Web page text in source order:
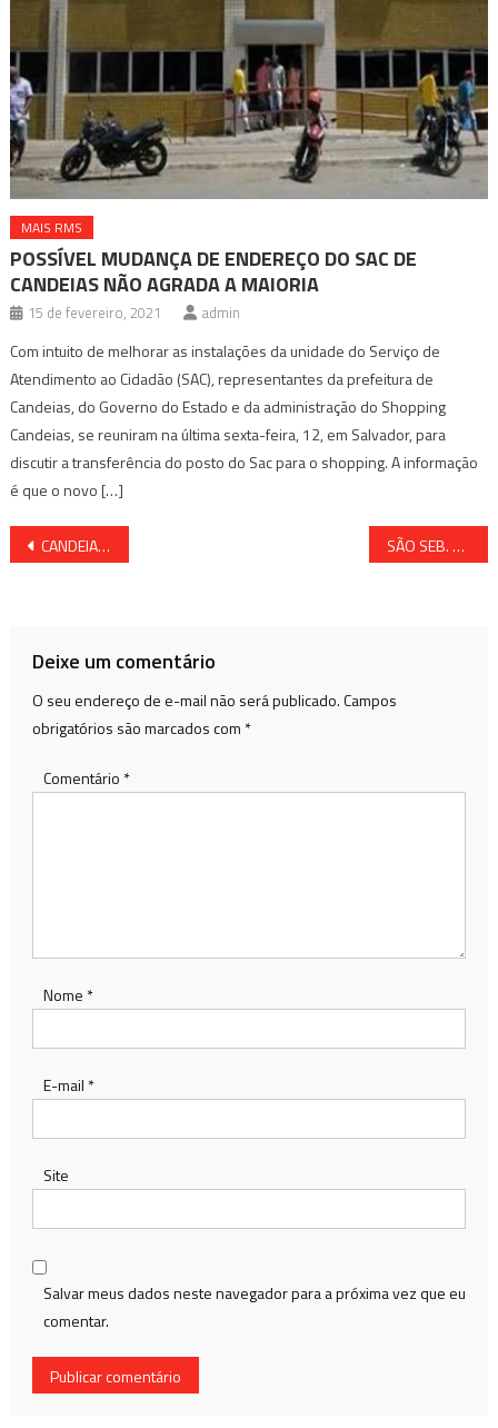
MAIS RMS
POSSÍVEL MUDANÇA DE ENDEREÇO DO SAC DE
CANDEIAS NÃO AGRADA A MAIORIA
15 de fevereiro, 2021 admin
Com intuito de melhorar as instalações da unidade do Serviço de
Atendimento ao Cidadão (SAC), representantes da prefeitura de
Candeias, do Governo do Estado e da administração do Shopping
Candeias, se reuniram na última sexta-feira, 12, em Salvador, para
discutir a transferência do posto do Sac para o shopping. A informação
é que o novo […]
Navegação
CANDEIAS RECEBE MAIS DOSES DA VACINA CONTRA A COVID-19 SÃO SEB. DO PASSÉ: INCÊNDIO ESTÁ CAUSANDO PÂNICO NO POVOADO DO QUILÔMETRO DOIS
Deixe um comentário
O seu endereço de e-mail não será publicado.Campos
obrigatórios são marcados com *
Comentário *
Nome *
E-mail *
Site
Salvar meus dados neste navegador para a próxima vez que eu
comentar.